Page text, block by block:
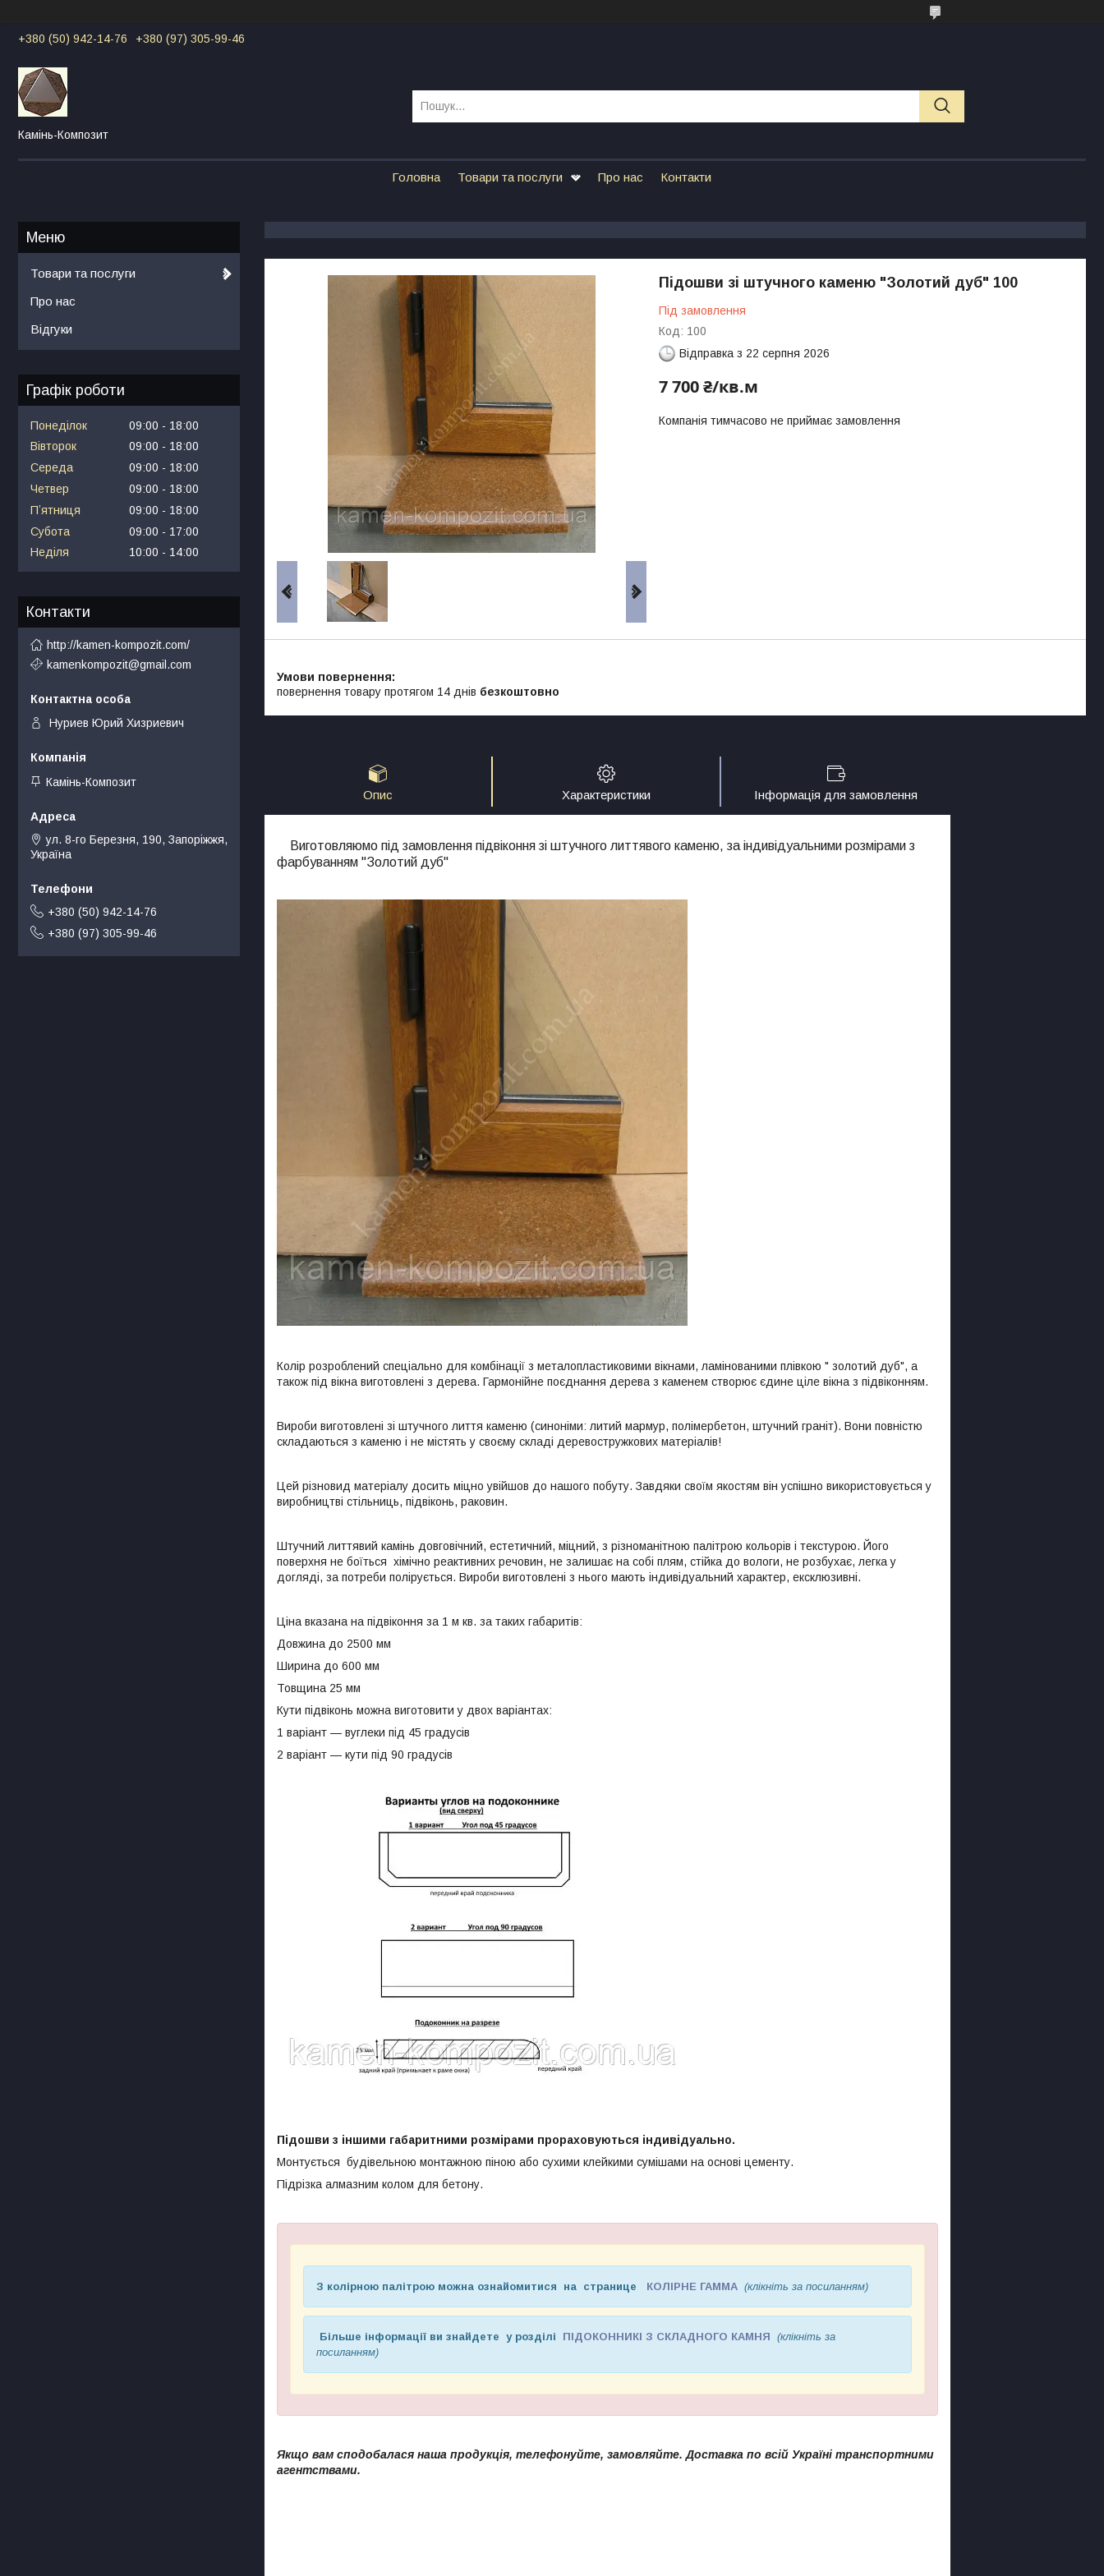
+380 (50) 942-14-76 +380 (97) 305-99-46
Камінь-Композит
Головна Товари та послуги Про нас Контакти
Підошви зі штучного каменю "Золотий дуб" 100
Під замовлення
Код: 100
Відправка з 22 серпня 2026
7 700 ₴/кв.м
Компанія тимчасово не приймає замовлення
повернення товару протягом 14 днів безкоштовно
Опис Характеристики Інформація для замовлення
Виготовляюмо під замовлення підвіконня зі штучного литтявого каменю, за індивідуальними розмірами з
фарбуванням "Золотий дуб"
Колір розроблений спеціально для комбінації з металопластиковими вікнами, ламінованими плівкою " золотий дуб", а
також під вікна виготовлені з дерева. Гармонійне поєднання дерева з каменем створює єдине ціле вікна з підвіконням.
Вироби виготовлені зі штучного лиття каменю (синоніми: литий мармур, полімербетон, штучний граніт). Вони повністю
складаються з каменю і не містять у своєму складі деревостружкових матеріалів!
Цей різновид матеріалу досить міцно увійшов до нашого побуту. Завдяки своїм якостям він успішно використовується у
виробництві стільниць, підвіконь, раковин.
Штучний литтявий камінь довговічний, естетичний, міцний, з різноманітною палітрою кольорів і текстурою. Його
поверхня не боїться хімічно реактивних речовин, не залишає на собі плям, стійка до вологи, не розбухає, легка у
догляді, за потреби полірується. Вироби виготовлені з нього мають індивідуальний характер, ексклюзивні.
Ціна вказана на підвіконня за 1 м кв. за таких габаритів:
Довжина до 2500 мм
Ширина до 600 мм
Товщина 25 мм
Кути підвіконь можна виготовити у двох варіантах:
1 варіант — вуглеки під 45 градусів
2 варіант — кути під 90 градусів
Підошви з іншими габаритними розмірами прораховуються індивідуально.
Монтується будівельною монтажною піною або сухими клейкими сумішами на основі цементу.
Підрізка алмазним колом для бетону.
З колірною палітрою можна ознайомитися на странице КОЛІРНЕ ГАММА (клікніть за посиланням)
Більше інформації ви знайдете у розділі ПІДОКОННИКІ З СКЛАДНОГО КАМНЯ (клікніть за
посиланням)
Якщо вам сподобалася наша продукція, телефонуйте, замовляйте. Доставка по всій Україні транспортними
агентствами.
Товари та послуги
Про нас
Відгуки
Графік роботи
Понеділок 09:00
18:00
Вівторок
09:00
18:00
Середа
09:00
18:00
Четвер
09:00
18:00
Пʼятниця
09:00
18:00
Субота
09:00
17:00
Неділя
10:00 14:00
Контакти
http://kamen-kompozit.com/
kamenkompozit@gmail.com
Нуриев Юрий Хизриевич
Камінь-Композит
ул. 8-го Березня, 190, Запоріжжя,
Україна
+380 (50) 942-14-76
+380 (97) 305-99-46